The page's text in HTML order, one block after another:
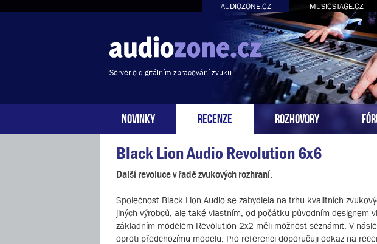
AUDIOZONE.CZ MUSICSTAGE.CZ
Server o digitálním zpracování zvuku
NOVINKY RECENZE ROZHOVORY
Black Lion Audio Revolution 6x6
Další revoluce v řadě zvukových rozhraní.
Společnost Black Lion Audio se zabydlela na trhu kvalitních
jiných výrobců, ale také vlastním, od počátku původním designem
základním modelem Revolution 2x2 měli možnost seznámit. V
oproti předchozímu modelu. Pro referenci doporučuji odkaz na